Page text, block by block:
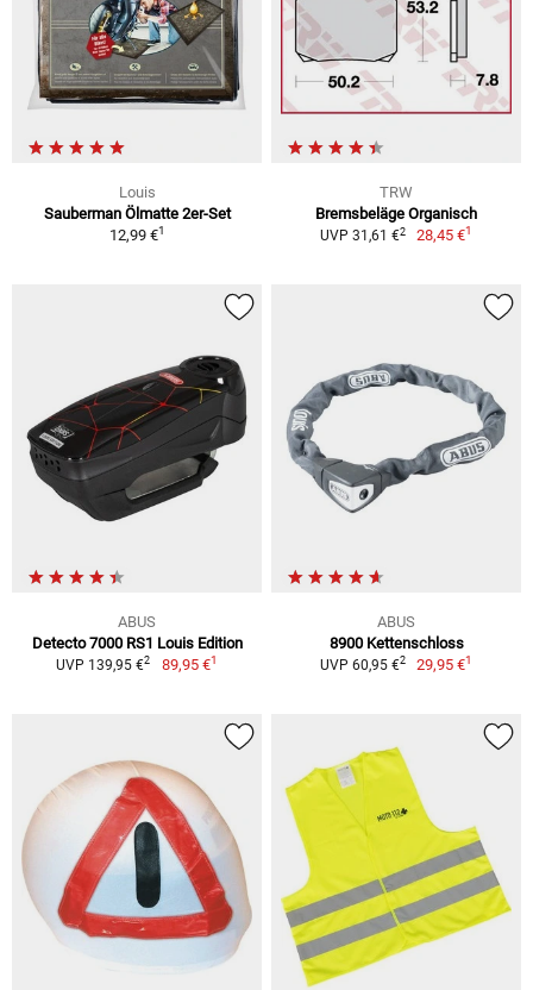
Louis
Sauberman Ölmatte 2er-Set
12,99 €1
TRW
Bremsbeläge Organisch
UVP 31,61 €2 28,45 €1
ABUS
Detecto 7000 RS1 Louis Edition
UVP 139,95 €2 89,95 €1
ABUS
8900 Kettenschloss
UVP 60,95 €2 29,95 €1